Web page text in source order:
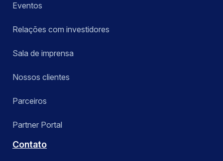
Eventos
Relações com investidores
Sala de imprensa
Nossos clientes
Parceiros
Partner Portal
Contato